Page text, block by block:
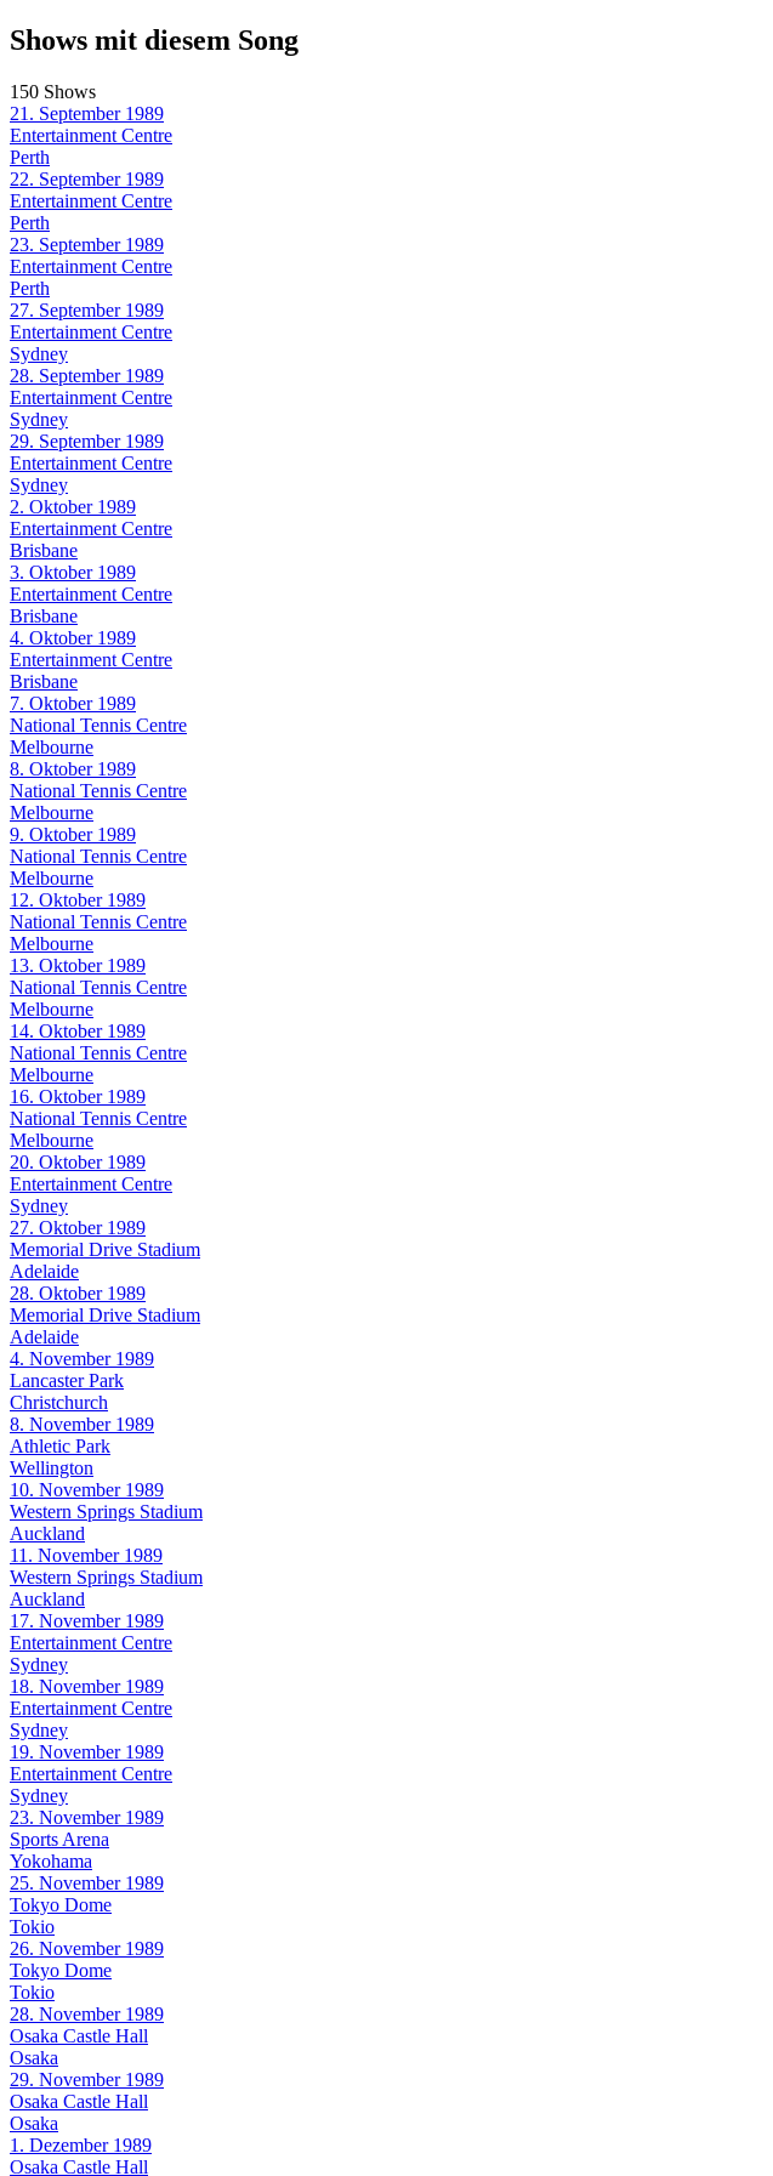
Shows mit diesem Song
150 Shows
21. September 1989
Entertainment Centre
Perth
22. September 1989
Entertainment Centre
Perth
23. September 1989
Entertainment Centre
Perth
27. September 1989
Entertainment Centre
Sydney
28. September 1989
Entertainment Centre
Sydney
29. September 1989
Entertainment Centre
Sydney
2. Oktober 1989
Entertainment Centre
Brisbane
3. Oktober 1989
Entertainment Centre
Brisbane
4. Oktober 1989
Entertainment Centre
Brisbane
7. Oktober 1989
National Tennis Centre
Melbourne
8. Oktober 1989
National Tennis Centre
Melbourne
9. Oktober 1989
National Tennis Centre
Melbourne
12. Oktober 1989
National Tennis Centre
Melbourne
13. Oktober 1989
National Tennis Centre
Melbourne
14. Oktober 1989
National Tennis Centre
Melbourne
16. Oktober 1989
National Tennis Centre
Melbourne
20. Oktober 1989
Entertainment Centre
Sydney
27. Oktober 1989
Memorial Drive Stadium
Adelaide
28. Oktober 1989
Memorial Drive Stadium
Adelaide
4. November 1989
Lancaster Park
Christchurch
8. November 1989
Athletic Park
Wellington
10. November 1989
Western Springs Stadium
Auckland
11. November 1989
Western Springs Stadium
Auckland
17. November 1989
Entertainment Centre
Sydney
18. November 1989
Entertainment Centre
Sydney
19. November 1989
Entertainment Centre
Sydney
23. November 1989
Sports Arena
Yokohama
25. November 1989
Tokyo Dome
Tokio
26. November 1989
Tokyo Dome
Tokio
28. November 1989
Osaka Castle Hall
Osaka
29. November 1989
Osaka Castle Hall
Osaka
1. Dezember 1989
Osaka Castle Hall